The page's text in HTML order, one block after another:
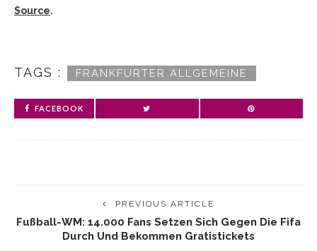
Source.
TAGS : FRANKFURTER ALLGEMEINE
FACEBOOK
PREVIOUS ARTICLE
Fußball-WM: 14.000 Fans Setzen Sich Gegen Die Fifa
Durch Und Bekommen Gratistickets